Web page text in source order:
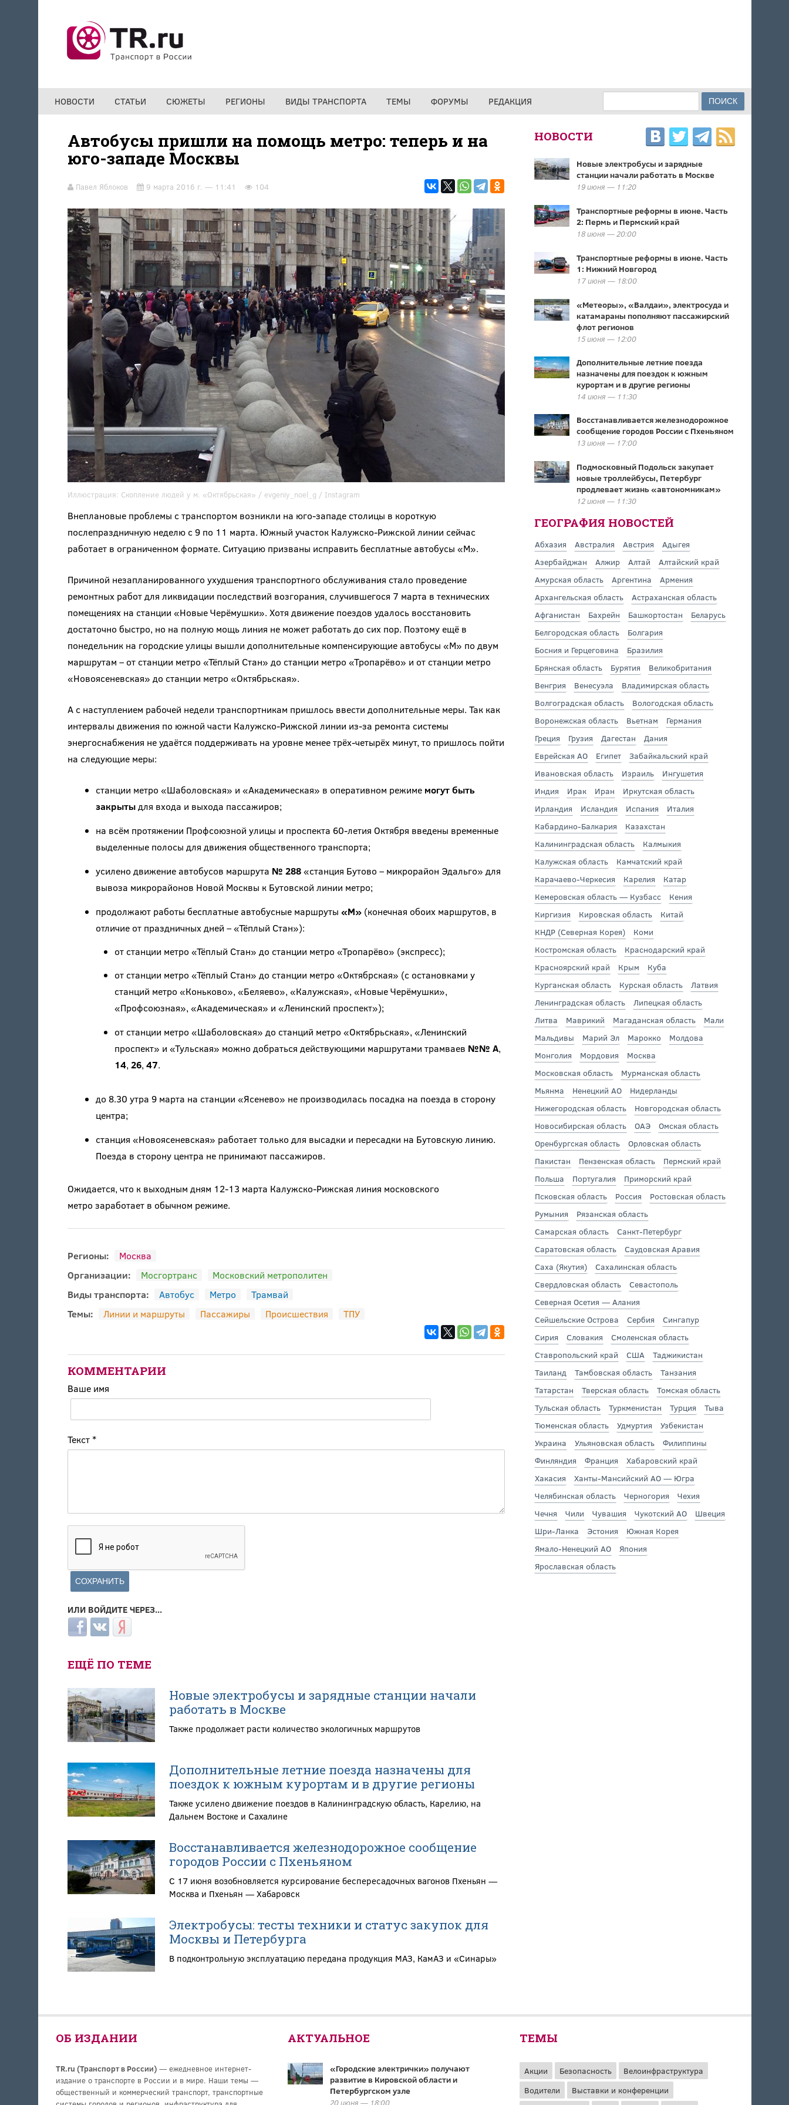
НОВОСТИ СТАТЬИ СЮЖЕТЫ РЕГИОНЫ ВИДЫ ТРАНСПОРТА ТЕМЫ ФОРУМЫ РЕДАКЦИЯ ФОРМА ПОИСКА
Автобусы пришли на помощь метро: теперь и на
юго-западе Москвы
Павел Яблоков 9 марта 2016 г. — 11:41 104
Иллюстрация: Скопление людей у м. «Октябрьская» / evgeniy_noel_g / Instagram
Внеплановые проблемы с транспортом возникли на юго-западе столицы в короткую
послепраздничную неделю с 9 по 11 марта. Южный участок Калужско-Рижской линии сейчас
работает в ограниченном формате. Ситуацию призваны исправить бесплатные автобусы «М».
Причиной незапланированного ухудшения транспортного обслуживания стало проведение
ремонтных работ для ликвидации последствий возгорания, случившегося 7 марта в технических
помещениях на станции «Новые Черёмушки». Хотя движение поездов удалось восстановить
достаточно быстро, но на полную мощь линия не может работать до сих пор. Поэтому ещё в
понедельник на городские улицы вышли дополнительные компенсирующие автобусы «М» по двум
маршрутам – от станции метро «Тёплый Стан» до станции метро «Тропарёво» и от станции метро
«Новоясеневская» до станции метро «Октябрьская».
А с наступлением рабочей недели транспортникам пришлось ввести дополнительные меры. Так как
интервалы движения по южной части Калужско-Рижской линии из-за ремонта системы
энергоснабжения не удаётся поддерживать на уровне менее трёх-четырёх минут, то пришлось пойти
на следующие меры:
станции метро «Шаболовская» и «Академическая» в оперативном режиме могут быть
закрытыдля входа и выхода пассажиров;
на всём протяжении Профсоюзной улицы и проспекта 60-летия Октября введены временные
выделенные полосы для движения общественного транспорта;
усилено движение автобусов маршрута № 288«станция Бутово – микрорайон Эдальго» для
вывоза микрорайонов Новой Москвы к Бутовской линии метро;
продолжают работы бесплатные автобусные маршруты «М»(конечная обоих маршрутов, в
отличие от праздничных дней – «Тёплый Стан»):
от станции метро «Тёплый Стан» до станции метро «Тропарёво» (экспресс);
от станции метро «Тёплый Стан» до станции метро «Октябрская» (с остановками у
станций метро «Коньково», «Беляево», «Калужская», «Новые Черёмушки»,
«Профсоюзная», «Академическая» и «Ленинский проспект»);
от станции метро «Шаболовская» до станций метро «Октябрьская», «Ленинский
проспект» и «Тульская» можно добраться действующими маршрутами трамваев №№ А,
14, 26, 47.
до 8.30 утра 9 марта на станции «Ясенево» не производилась посадка на поезда в сторону
центра;
станция «Новоясеневская» работает только для высадки и пересадки на Бутовскую линию.
Поезда в сторону центра не принимают пассажиров.
Ожидается, что к выходным дням 12-13 марта Калужско-Рижская линия московского
метро заработает в обычном режиме.
Регионы:
Москва
Организации:
Мосгортранс
Московский метрополитен
Виды транспорта:
Автобус Метро
Трамвай
Темы:
Линии и маршруты Пассажиры Происшествия ТПУ
КОММЕНТАРИИ
Ваше имя
Текст *
ИЛИ ВОЙДИТЕ ЧЕРЕЗ...
Login with Facebook
Login with ВКонтакте
Login with Яндекс
ЕЩЁ ПО ТЕМЕ
Новые электробусы и зарядные станции начали
работать в Москве
Также продолжает расти количество экологичных маршрутов
Дополнительные летние поезда назначены для
поездок к южным курортам и в другие регионы
Также усилено движение поездов в Калининградскую область, Карелию, на
Дальнем Востоке и Сахалине
Восстанавливается железнодорожное сообщение
городов России с Пхеньяном
С 17 июня возобновляется курсирование беспересадочных вагонов Пхеньян —
Москва и Пхеньян — Хабаровск
Электробусы: тесты техники и статус закупок для
Москвы и Петербурга
В подконтрольную эксплуатацию передана продукция МАЗ, КамАЗ и «Синары»
НОВОСТИ
Новые электробусы и зарядные
станции начали работать в Москве
19 июня — 11:20
Транспортные реформы в июне. Часть
2: Пермь и Пермский край
18 июня — 20:00
Транспортные реформы в июне. Часть
1: Нижний Новгород
17 июня — 18:00
«Метеоры», «Валдаи», электросуда и
катамараны пополняют пассажирский
флот регионов
15 июня — 12:00
Дополнительные летние поезда
назначены для поездок к южным
курортам и в другие регионы
14 июня — 11:30
Восстанавливается железнодорожное
сообщение городов России с Пхеньяном
13 июня — 17:00
Подмосковный Подольск закупает
новые троллейбусы, Петербург
продлевает жизнь «автономникам»
12 июня — 11:30
ГЕОГРАФИЯ НОВОСТЕЙ
Абхазия Австралия Австрия
Адыгея
Азербайджан
Алжир Алтай
Алтайский край
Амурская область
Аргентина
Армения
Архангельская область
Астраханская область
Афганистан
Бахрейн Башкортостан
Беларусь
Белгородская область
Болгария
Босния и Герцеговина
Бразилия
Брянская область
Бурятия
Великобритания
Венгрия
Венесуэла
Владимирская область
Волгоградская область
Вологодская область
Воронежская область
Вьетнам
Германия
Греция
Грузия Дагестан
Дания
Еврейская АО
Египет
Забайкальский край
Ивановская область
Израиль
Ингушетия
Индия
Ирак Иран
Иркутская область
Ирландия
Исландия Испания
Италия
Кабардино-Балкария
Казахстан
Калининградская область
Калмыкия
Калужская область
Камчатский край
Карачаево-Черкесия
Карелия
Катар
Кемеровская область — Кузбасс
Кения
Киргизия
Кировская область
Китай
КНДР (Северная Корея)
Коми
Костромская область
Краснодарский край
Красноярский край
Крым
Куба
Курганская область
Курская область
Латвия
Ленинградская область
Липецкая область
Литва
Маврикий Магаданская область
Мали
Мальдивы
Марий Эл Марокко
Молдова
Монголия
Мордовия
Москва
Московская область
Мурманская область
Мьянма
Ненецкий АО
Нидерланды
Нижегородская область
Новгородская область
Новосибирская область
ОАЭ
Омская область
Оренбургская область
Орловская область
Пакистан
Пензенская область
Пермский край
Польша
Португалия
Приморский край
Псковская область
Россия
Ростовская область
Румыния
Рязанская область
Самарская область
Санкт-Петербург
Саратовская область
Саудовская Аравия
Саха (Якутия)
Сахалинская область
Свердловская область
Севастополь
Северная Осетия — Алания
Сейшельские Острова
Сербия
Сингапур
Сирия
Словакия
Смоленская область
Ставропольский край
США
Таджикистан
Таиланд
Тамбовская область
Танзания
Татарстан
Тверская область
Томская область
Тульская область
Туркменистан Турция
Тыва
Тюменская область
Удмуртия
Узбекистан
Украина
Ульяновская область
Филиппины
Финляндия
Франция
Хабаровский край
Хакасия
Ханты-Мансийский АО — Югра
Челябинская область
Черногория
Чехия
Чечня
Чили Чувашия Чукотский АО
Швеция
Шри-Ланка
Эстония
Южная Корея
Ямало-Ненецкий АО
Япония
Ярославская область
ОБ ИЗДАНИИ
TR.ru (Транспорт в России)— ежедневное интернет-
издание о транспорте в России и в мире. Наши темы —
общественный и коммерческий транспорт, транспортные
АКТУАЛЬНОЕ
«Городские электрички» получают
развитие в Кировской области и
Петербургском узле
20 июня — 18:00
ТЕМЫ
Акции Безопасность
Велоинфраструктура
Водители
Выставки и конференции